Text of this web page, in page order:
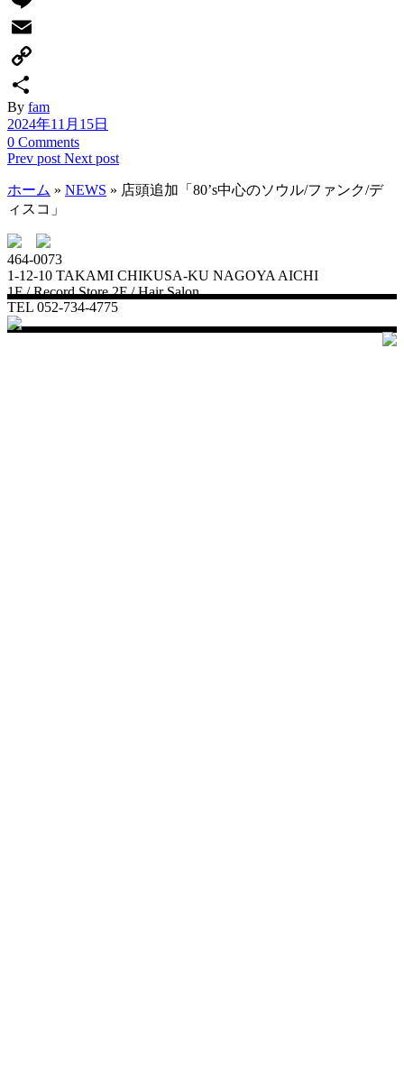
Line
Email
Copy
Link
共
有
By fam
2024年11月15日
0 Comments
Prev post Next post
ホーム » NEWS » 店頭追加「80’s中心のソウル/ファンク/デ
ィスコ」
464-0073
1-12-10 TAKAMI CHIKUSA-KU NAGOYA AICHI
1F / Record Store 2F / Hair Salon
TEL 052-734-4775